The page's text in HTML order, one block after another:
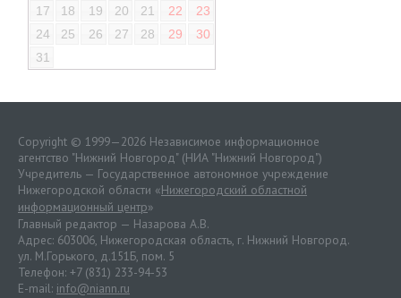
17
18 19 20 21 22
23
24
25 26 27 28 29
30
31
Copyright © 1999—2026 Независимое информационное
агентство "Нижний Новгород" (НИА "Нижний Новгород")
Учредитель — Государственное автономное учреждение
Нижегородской области «Нижегородский областной
информационный центр»
Главный редактор — Назарова А.В.
Адрес: 603006, Нижегородская область, г. Нижний Новгород.
ул. М.Горького, д.151Б, пом. 5
Телефон: +7 (831) 233-94-53
E-mail: info@niann.ru